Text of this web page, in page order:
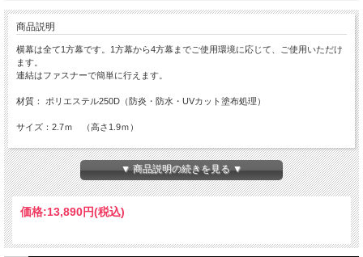
商品説明
横幕は全て1方幕です。1方幕から4方幕までご使用環境に応じて、ご使用いただけ
ます。
連結はファスナーで簡単に行えます。
材質： ポリエステル250D（防炎・防水・UVカット塗布処理）
サイズ：2.7ｍ （高さ1.9ｍ）
▼ 商品説明の続きを見る ▼
価格:13,890円(税込)